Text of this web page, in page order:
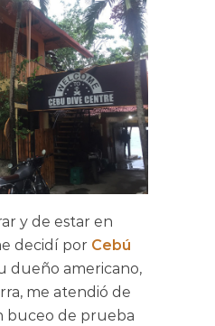
y de estar en
decidí por Cebú
dueño americano,
me atendió de
buceo de prueba